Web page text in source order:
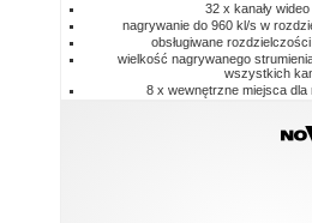
32 x kanały
nagrywanie do 960 kl/s w
obsługiwane
wielkość nagrywanego
wszystkich
8 x wewnętrzne miejsca